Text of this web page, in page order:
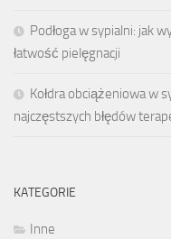
Podłoga w sypialni: jak
łatwość pielęgnacji
Kołdra obciążeniowa w
najczęstszych błędów
KATEGORIE
Inne